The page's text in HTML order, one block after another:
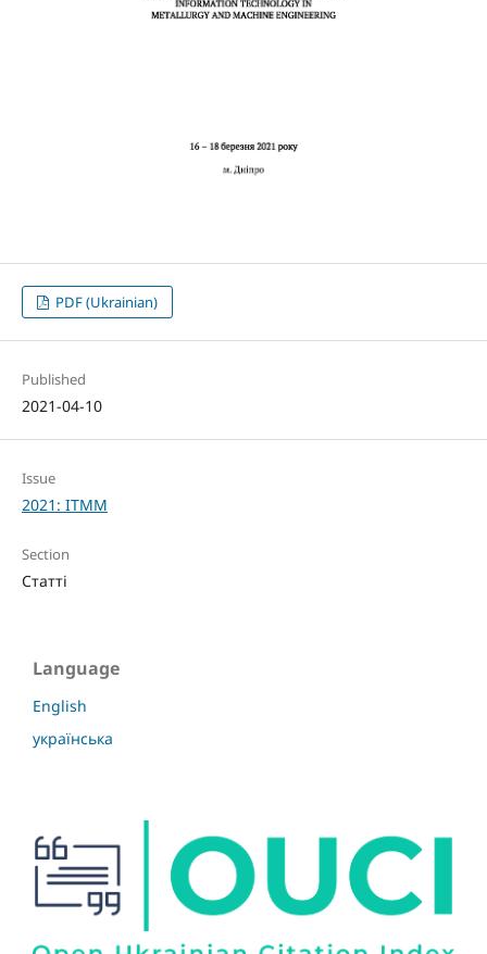
PDF (Ukrainian)
Published
2021-04-10
Issue
2021: ITMM
Section
Статті
Language
English
українська